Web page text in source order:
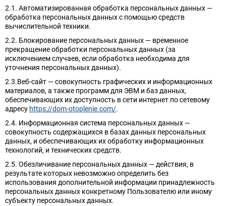
2.1. Автоматизированная обработка персональных данных —
обработка персональных данных с помощью средств
вычислительной техники.
2.2. Блокирование персональных данных — временное
прекращение обработки персональных данных (за
исключением случаев, если обработка необходима для
уточнения персональных данных).
2.3.Веб-сайт — совокупность графических и информационных
материалов, а также программ для ЭВМ и баз данных,
обеспечивающих их доступность в сети интернет по сетевому
адресу https://dom-otoplenie.com/.
2.4. Информационная система персональных данных —
совокупность содержащихся в базах данных персональных
данных, и обеспечивающих их обработку информационных
технологий, и технических средств.
2.5. Обезличивание персональных данных — действия, в
результате которых невозможно определить без
использования дополнительной информации принадлежность
персональных данных конкретному Пользователю или иному
субъекту персональных данных.